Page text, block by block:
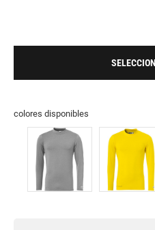
colores disponibles